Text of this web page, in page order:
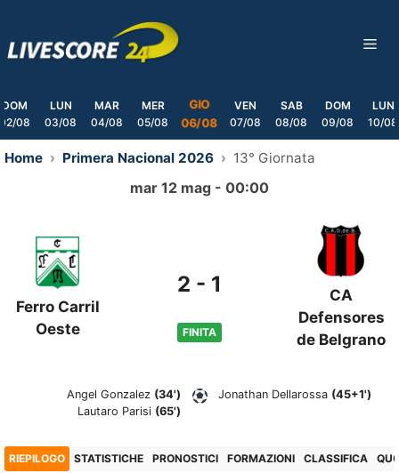
content
DOM
02/08
LUN
03/08
MAR
04/08
MER
05/08
GIO
06/08
VEN
07/08
SAB
08/08
DOM
09/08
LUN
10/08
Home Primera Nacional 2026 13° Giornata
mar 12 mag - 00:00
Ferro Carril
Oeste
2 - 1
FINITA
CA
Defensores
de Belgrano
Angel Gonzalez (34')
Lautaro Parisi (65')
Jonathan Dellarossa (45+1')
RIEPILOGO STATISTICHE PRONOSTICI FORMAZIONI CLASSIFICA